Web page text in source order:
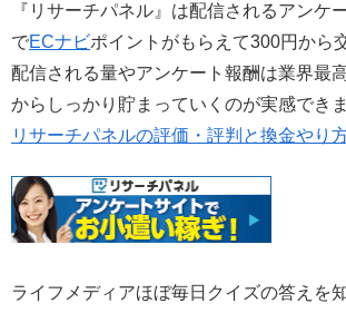
『リサーチパネル』は配信されるアンケ
でECナビポイントがもらえて300円から
配信される量やアンケート報酬は業界最
からしっかり貯まっていくのが実感できま
リサーチパネルの評価・評判と換金やり
ライフメディアほぼ毎日クイズの答えを